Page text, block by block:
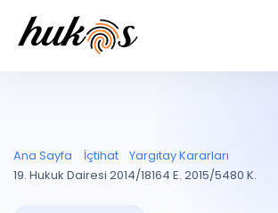
Entegrasyonu
UYAP ile otomatik
Blog
Ana Sayfa İçtihat
Yargıtay Kararları
19. Hukuk Dairesi 2014/18164 E. 2015/5480 K.